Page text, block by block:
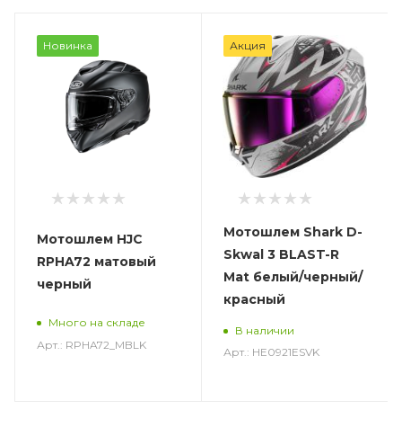
Новинка
Мотошлем HJC
RPHA72 матовый
черный
Много на складе
Арт.: RPHA72_MBLK
Акция
Мотошлем Shark D-
Skwal 3 BLAST-R
Mat белый/черный/
красный
В наличии
Арт.: HE0921ESVK